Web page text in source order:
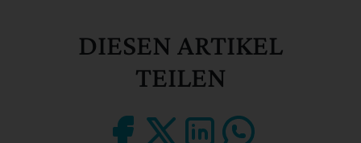
DIESEN ARTIKEL
TEILEN